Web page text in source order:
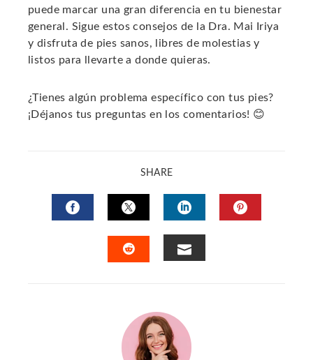
puede marcar una gran diferencia en tu bienestar
general. Sigue estos consejos de la Dra. Mai Iriya
y disfruta de pies sanos, libres de molestias y
listos para llevarte a donde quieras.
¿Tienes algún problema específico con tus pies?
¡Déjanos tus preguntas en los comentarios! 😊
SHARE
FACEBOOKTWITTERLINKEDIN